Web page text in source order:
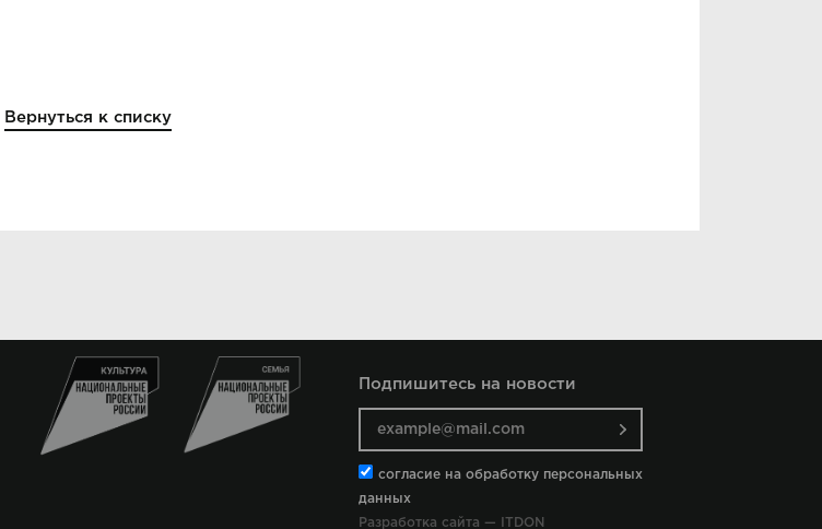
Вернуться к списку
Подпишитесь на новости
согласие на обработку персональных
данных
Разработка сайта — ITDON